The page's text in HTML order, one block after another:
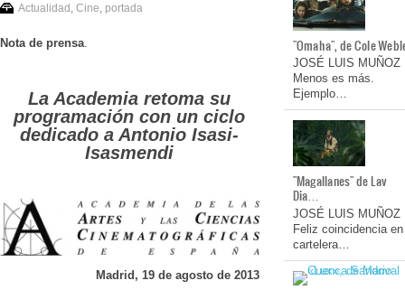
Actualidad Cine portada
Nota de prensa
La Academia retoma su
programación con un ciclo
dedicado a Antonio Isasi-
Isasmendi
Madrid, 19 de agosto de 2013
"Omaha", de Cole
JOSÉ LUIS MUÑOZ
Menos es más.
Ejemplo…
"Magallanes" de Lav
Dia…
JOSÉ LUIS MUÑOZ
Feliz coincidencia en
cartelera…